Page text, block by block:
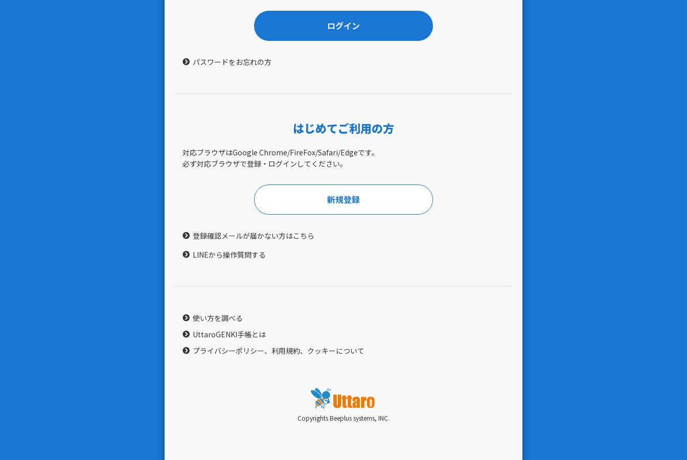
ログイン
パスワードをお忘れの方
はじめてご利用の方
対応ブラウザはGoogle Chrome/FireFox/Safari/Edgeです。
必ず対応ブラウザで登録・ログインしてください。
新規登録
登録確認メールが届かない方はこちら
LINEから操作質問する
使い方を調べる
UttaroGENKI手帳とは
プライバシーポリシー、利用規約、クッキーについて
Copyrights Beeplus systems, INC.